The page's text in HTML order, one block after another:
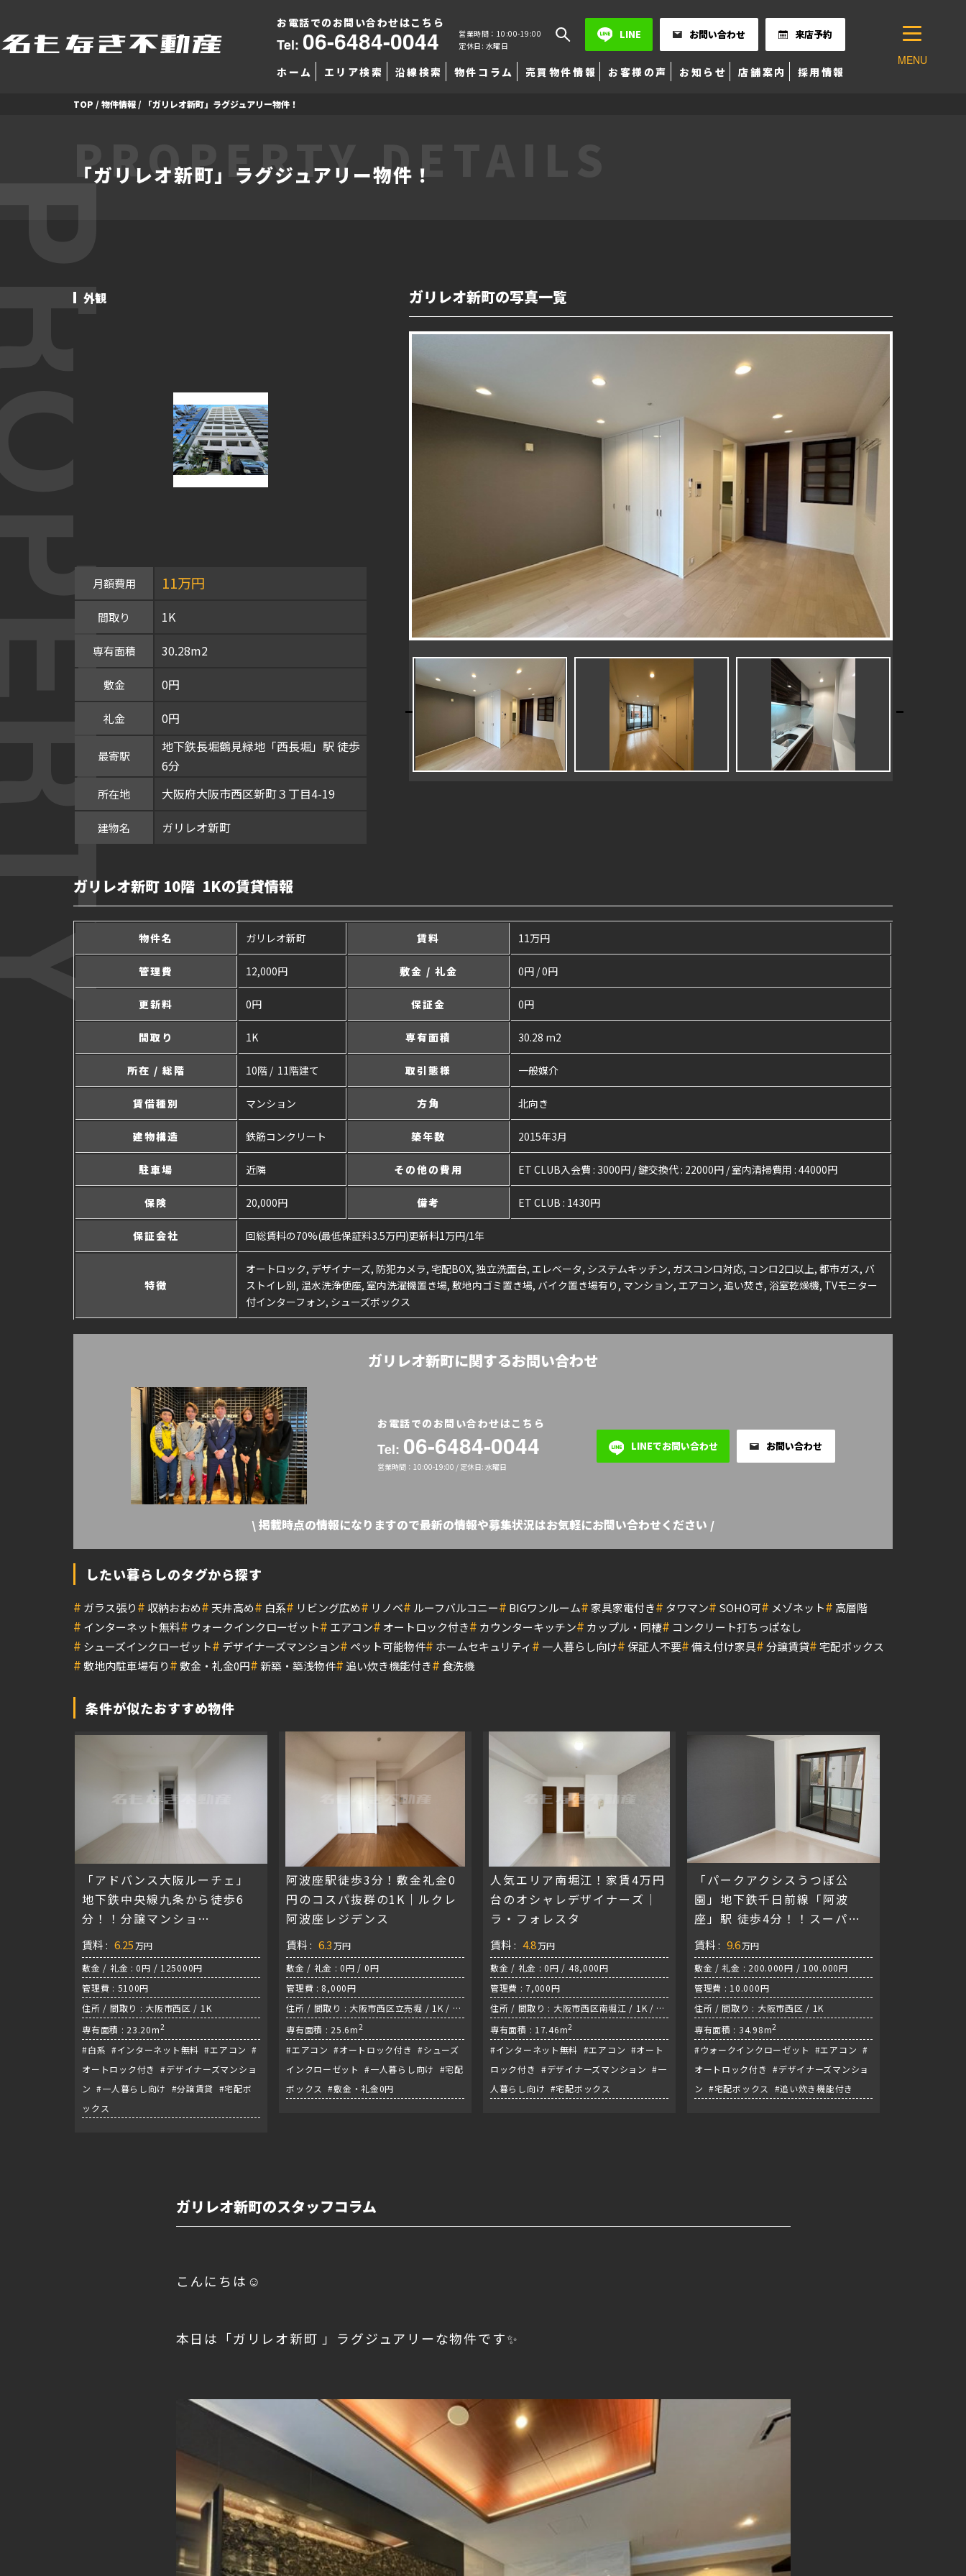
お電話でのお問い合わせはこちら
Tel: 06-6484-0044
営業時間：10:00-19:00
定休日: 水曜日
LINE お問い合わせ 来店予約
ホーム エリア検索 沿線検索 物件コラム 売買物件情報 お客様の声 お知らせ 店舗案内 採用情報
MENU
TOP / 物件情報 / 「ガリレオ新町」ラグジュアリー物件！
PROPERTY DETAILS
「ガリレオ新町」ラグジュアリー物件！
外観
月額費用 11万円
間取り 1K
専有面積 30.28m2
敷金 0円
礼金 0円
最寄駅
地下鉄長堀鶴見緑地「西長堀」駅 徒歩
6分
所在地 大阪府大阪市西区新町３丁目4-19
建物名 ガリレオ新町
ガリレオ新町の写真一覧
ガリレオ新町 10階 1Kの賃貸情報
物件名 ガリレオ新町 賃料 11万円
管理費 12,000円 敷金 / 礼金 0円 / 0円
更新料 0円 保証金 0円
間取り 1K 専有面積 30.28 m2
所在 / 総階 10階 / 11階建て 取引態様 一般媒介
賃借種別 マンション 方角 北向き
建物構造 鉄筋コンクリート 築年数 2015年3月
駐車場 近隣 その他の費用 ET CLUB入会費 : 3000円 / 鍵交換代 : 22000円 / 室内清掃費用 : 44000円
保険 20,000円 備考 ET CLUB : 1430円
保証会社 回総賃料の70%(最低保証料3.5万円)更新料1万円/1年
特徴
オートロック, デザイナーズ, 防犯カメラ, 宅配BOX, 独立洗面台, エレベータ, システムキッチン, ガスコンロ対応, コンロ2口以上, 都市ガス, バ
ストイレ別, 温水洗浄便座, 室内洗濯機置き場, 敷地内ゴミ置き場, バイク置き場有り, マンション, エアコン, 追い焚き, 浴室乾燥機, TVモニター
付インターフォン, シューズボックス
ガリレオ新町に関するお問い合わせ
お電話でのお問い合わせはこちら
Tel: 06-6484-0044
営業時間：10:00-19:00 / 定休日: 水曜日
LINEでお問い合わせ お問い合わせ
\ 掲載時点の情報になりますので最新の情報や募集状況はお気軽にお問い合わせください /
したい暮らしのタグから探す
# ガラス張り# 収納おおめ# 天井高め# 白系# リビング広め# リノベ# ルーフバルコニー# BIGワンルーム#家具家電付き# タワマン# SOHO可# メゾネット# 高層階
# インターネット無料# ウォークインクローゼット# エアコン# オートロック付き# カウンターキッチン# カップル・同棲# コンクリート打ちっぱなし
# シューズインクローゼット# デザイナーズマンション# ペット可能物件# ホームセキュリティ# 一人暮らし向け#保証人不要#備え付け家具#分譲賃貸#宅配ボックス
# 敷地内駐車場有り# 敷金・礼金0円#新築・築浅物件#追い炊き機能付き# 食洗機
条件が似たおすすめ物件
「アドバンス大阪ルーチェ」
地下鉄中央線九条から徒歩6
分！！分譲マンショ
ン！！！！
賃料 : 6.25万円
敷金 / 礼金 : 0円 / 125000円
管理費 : 5100円
住所 / 間取り : 大阪市西区 / 1K
専有面積 : 23.20m2
#白系 #インターネット無料 #エアコン #
オートロック付き #デザイナーズマンショ
ン #一人暮らし向け #分譲賃貸 #宅配ボ
ックス
阿波座駅徒歩3分！敷金礼金0
円のコスパ抜群の1K｜ルクレ
阿波座レジデンス
賃料 : 6.3万円
敷金 / 礼金 : 0円 / 0円
管理費 : 8,000円
住所 / 間取り : 大阪市西区立売堀 / 1K / 千
日前線『阿波座駅』
専有面積 : 25.6m2
#エアコン #オートロック付き #シューズ
インクローゼット #一人暮らし向け #宅配
ボックス #敷金・礼金0円
人気エリア南堀江！家賃4万円
台のオシャレデザイナーズ｜
ラ・フォレスタ
賃料 : 4.8万円
敷金 / 礼金 : 0円 / 48,000円
管理費 : 7,000円
住所 / 間取り : 大阪市西区南堀江 / 1K / 御
堂筋線『大国町駅』
専有面積 : 17.46m2
#インターネット無料 #エアコン #オート
ロック付き #デザイナーズマンション #一
人暮らし向け #宅配ボックス
「パークアクシスうつぼ公
園」地下鉄千日前線「阿波
座」駅 徒歩4分！！スーパー
マーケットもすぐ近くにあ
り！！
賃料 : 9.6万円
敷金 / 礼金 : 200.000円 / 100.000円
管理費 : 10.000円
住所 / 間取り : 大阪市西区 / 1K
専有面積 : 34.98m2
#ウォークインクローゼット #エアコン #
オートロック付き #デザイナーズマンショ
ン #宅配ボックス #追い炊き機能付き
ガリレオ新町のスタッフコラム
こんにちは☺
本日は「ガリレオ新町 」ラグジュアリーな物件です✨